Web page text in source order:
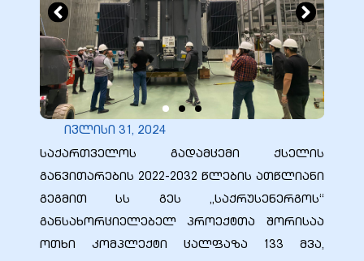
ივლისი 31, 2024
საქართველოს გადამცემი ქსელის
განვითარების 2022-2032 წლების ათწლიანი
გეგმით სს გეს „საქრუსენერგოს“
განსახორციელებელ პროექტთა შორისაა
ოთხი კომპლექტი ცალფაზა 133 მვა,